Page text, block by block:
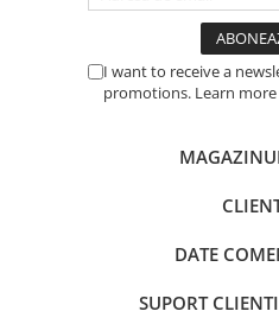
I want to receive a
promotions. Learn
DATE
SUPORT CLIENTI